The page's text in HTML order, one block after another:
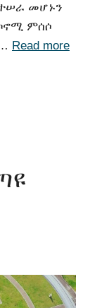
መሆኑን
ምሰሶ
Read more